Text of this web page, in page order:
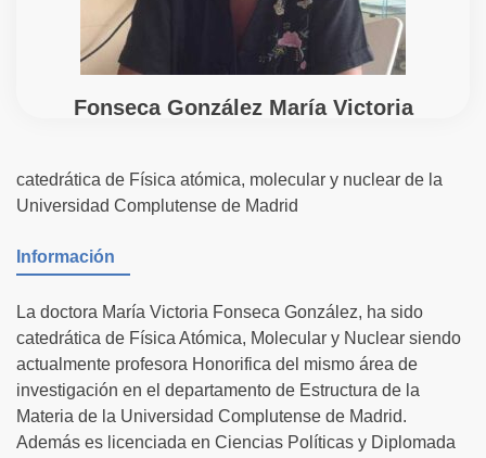
Fonseca González María Victoria
catedrática de Física atómica, molecular y nuclear de la
Universidad Complutense de Madrid
Información
La doctora María Victoria Fonseca González, ha sido
catedrática de Física Atómica, Molecular y Nuclear siendo
actualmente profesora Honorifica del mismo área de
investigación en el departamento de Estructura de la
Materia de la Universidad Complutense de Madrid.
Además es licenciada en Ciencias Políticas y Diplomada